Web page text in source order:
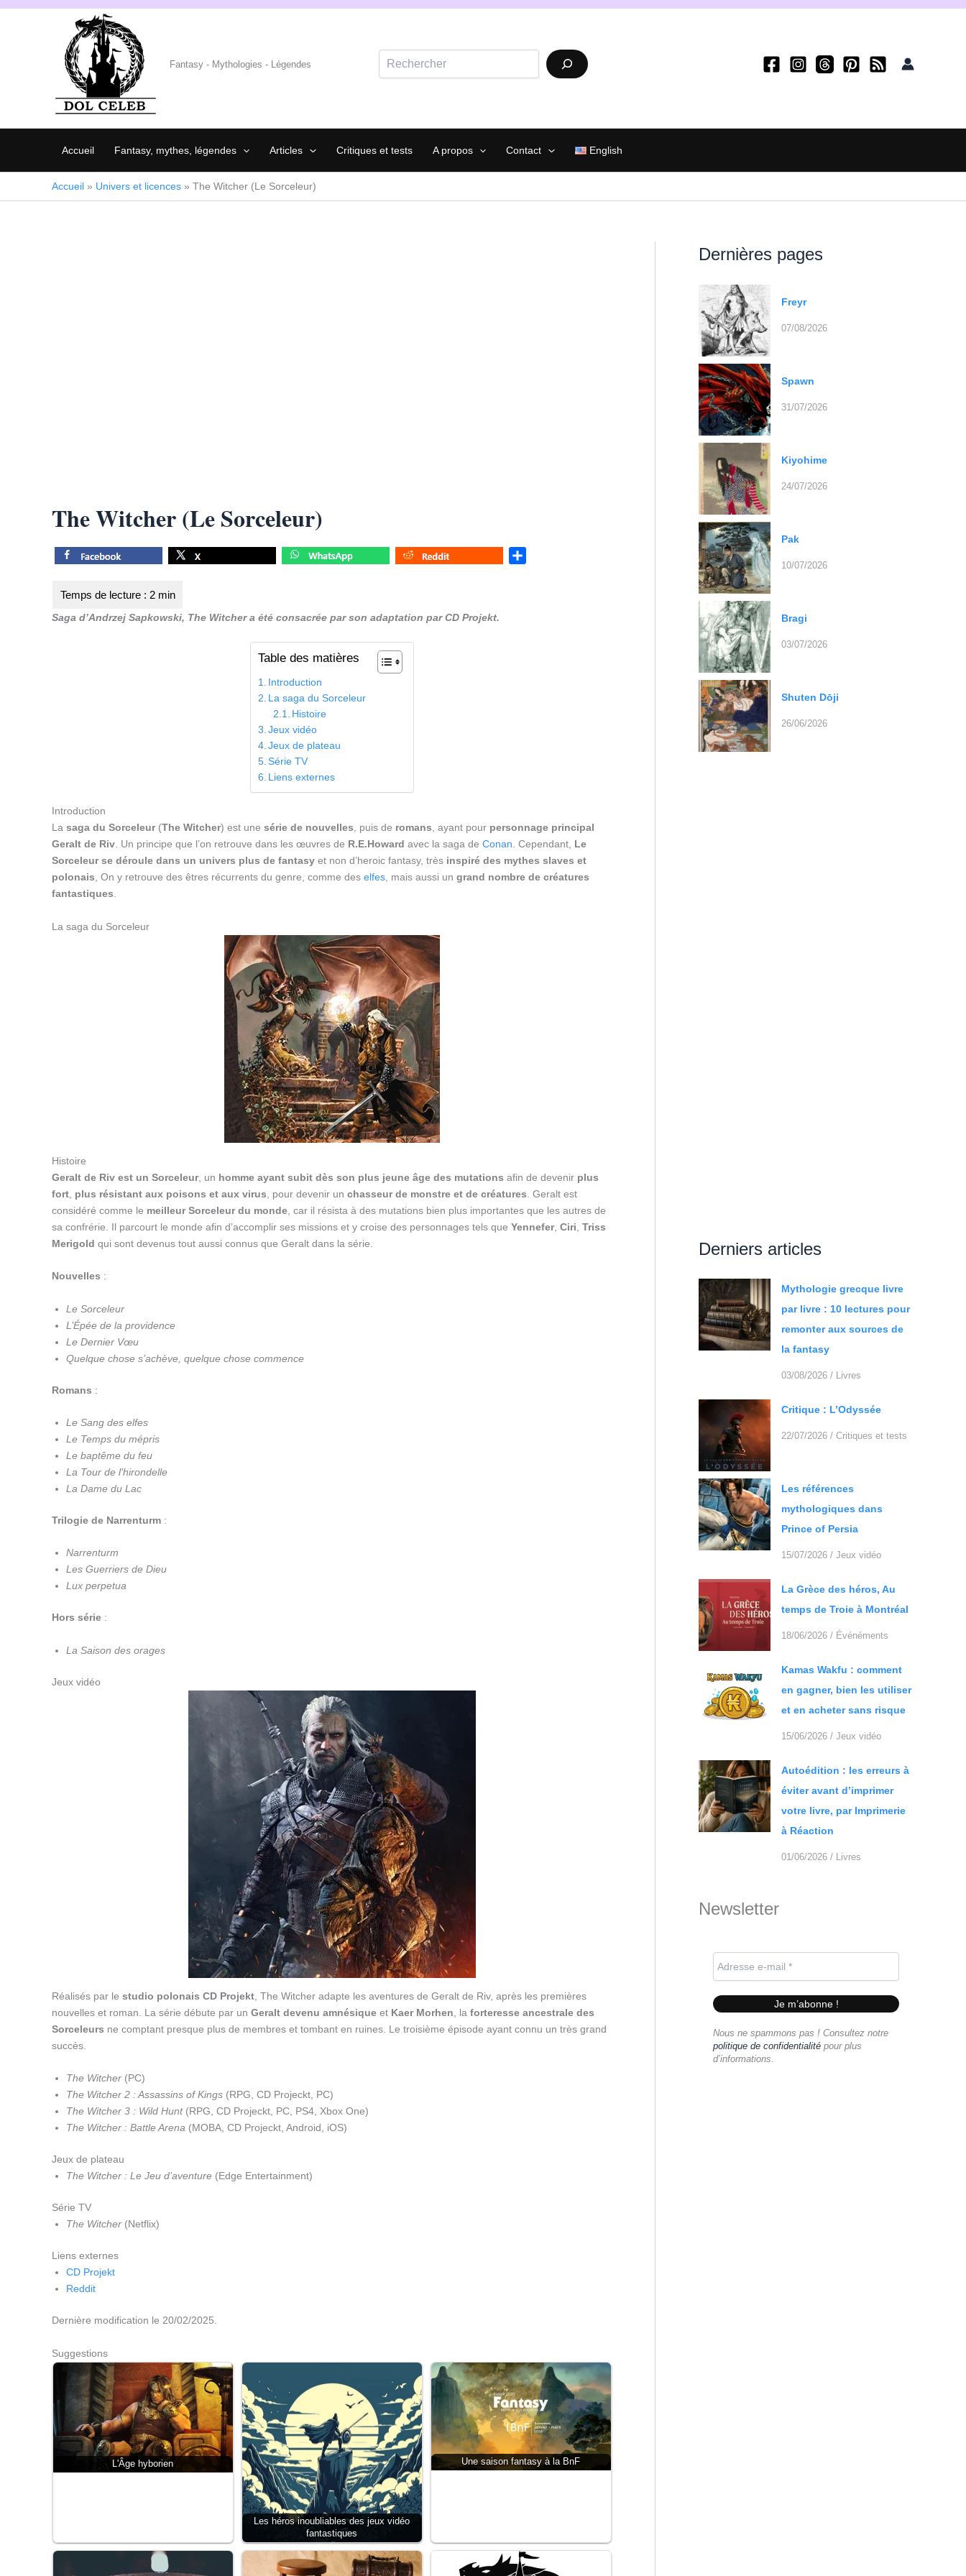
Aller
Fantasy - Mythologies - Légendes
Accueil Fantasy, mythes, légendes Articles Critiques et tests A propos Contact English
Accueil » Univers et licences » The Witcher (Le Sorceleur)
The Witcher (Le Sorceleur)
Saga d’Andrzej Sapkowski, The Witcher a été consacrée par son adaptation par CD Projekt.
Table des matières
Introduction
La saga du Sorceleur
Histoire
Jeux vidéo
Jeux de plateau
Série TV
Liens externes
Introduction
La saga du Sorceleur(The Witcher) est une série de nouvelles, puis de romans, ayant pour personnage principal
Geralt de Riv. Un principe que l’on retrouve dans les œuvres de R.E.Howard avec la saga de Conan. Cependant, Le
Sorceleur se déroule dans un univers plus de fantasy et non d’heroic fantasy, très inspiré des mythes slaves et
polonais, On y retrouve des êtres récurrents du genre, comme des elfes, mais aussi un grand nombre de créatures
fantastiques.
La saga du Sorceleur
Histoire
Geralt de Riv est un Sorceleur, un homme ayant subit dès son plus jeune âge des mutations afin de devenir plus
fort plus résistant aux poisons et aux virus , pour devenir un chasseur de monstre et de créatures . Geralt est
considéré comme le meilleur Sorceleur du monde , car il résista à des mutations bien plus importantes que les autres de
sa confrérie. Il parcourt le monde afin d’accomplir ses missions et y croise des personnages tels que Yennefer, Ciri Triss
Merigold qui sont devenus tout aussi connus que Geralt dans la série.
Nouvelles :
Le Sorceleur
L’Épée de la providence
Le Dernier Vœu
Quelque chose s’achève, quelque chose commence
Romans :
Le Sang des elfes
Le Temps du mépris
Le baptême du feu
La Tour de l’hirondelle
La Dame du Lac
Trilogie de Narrenturm :
Narrenturm
Les Guerriers de Dieu
Lux perpetua
Hors série :
La Saison des orages
Jeux vidéo
Réalisés par le studio polonais CD Projekt , The Witcher adapte les aventures de Geralt de Riv, après les premières
nouvelles et roman. La série débute par un Geralt devenu amnésique et Kaer Morhen , la forteresse ancestrale des
Sorceleurs ne comptant presque plus de membres et tombant en ruines. Le troisième épisode ayant connu un très grand
succès.
The Witcher (PC)
The Witcher 2 : Assassins of Kings (RPG, CD Projeckt, PC)
The Witcher 3 : Wild Hunt(RPG, CD Projeckt, PC, PS4, Xbox One)
The Witcher : Battle Arena (MOBA, CD Projeckt, Android, iOS)
Jeux de plateau
The Witcher : Le Jeu d’aventure (Edge Entertainment)
Série TV
The Witcher (Netflix)
Liens externes
CD Projekt
Reddit
Dernière modification le 20/02/2025.
Suggestions
L'Âge hyborien
Les héros inoubliables des jeux vidéo
fantastiques
Une saison fantasy à la BnF
Dernières pages
Freyr
07/08/2026
Spawn
31/07/2026
Kiyohime
24/07/2026
Pak
10/07/2026
Bragi
03/07/2026
Shuten Dōji
26/06/2026
Derniers articles
Mythologie grecque livre
par livre : 10 lectures pour
remonter aux sources de
la fantasy
03/08/2026 / Livres
Critique : L’Odyssée
22/07/2026 / Critiques et tests
Les références
mythologiques dans
Prince of Persia
15/07/2026 / Jeux vidéo
La Grèce des héros, Au
temps de Troie à Montréal
18/06/2026 / Événéments
Kamas Wakfu : comment
en gagner, bien les utiliser
et en acheter sans risque
15/06/2026 / Jeux vidéo
Autoédition : les erreurs à
éviter avant d’imprimer
votre livre, par Imprimerie
à Réaction
01/06/2026 / Livres
Newsletter
Nous ne spammons pas ! Consultez notre
politique de confidentialité pour plus
d’informations.